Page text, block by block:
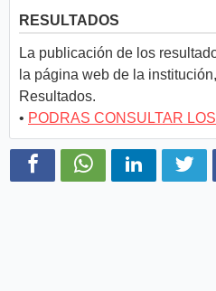
RESULTADOS
La publicación de los
la página web de la
Resultados.
• PODRAS CONSULTAR